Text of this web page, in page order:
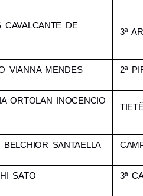
CAVALCANTE DE
3ª
VIANNA MENDES 2ª
ORTOLAN INOCENCIO
SANTAELLA
SATO 3ª